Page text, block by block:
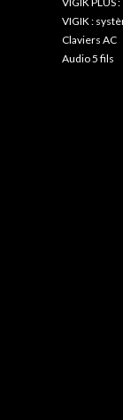
VIGIK :
Claviers AC
Audio 5 fils